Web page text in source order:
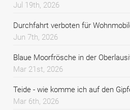
Jul 19th, 2026
Durchfahrt verboten für
Jun 7th, 2026
Blaue Moorfrösche in der
Mar 21st, 2026
Teide - wie komme ich auf den
Mar 6th, 2026